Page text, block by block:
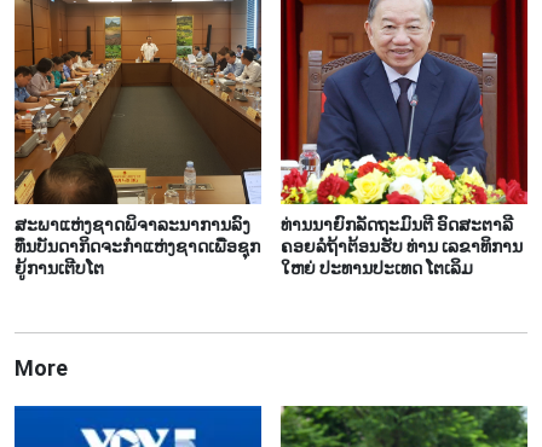
ສະ​ພາ​ແຫ່ງ​ຊາດ​ພິ​ຈາ​ລະ​ນາ​​ການລົງ​
ທຶນ​ບັນ​ດາ​ກິດ​ຈະ​ກຳ​ແຫ່ງ​ຊາດ​ເພື່ອ​ຊຸກ​
ຍູ້​ການ​ເຕີບ​ໂຕ
ທ່ານ​ນາ​ຍົກ​ລັດ​ຖະ​ມົນ​ຕີ ອົດ​ສະ​ຕາ​ລີ ​
ຄອຍລໍ​ຖ້າ​ຕ້ອນ​ຮັບ ທ່ານ ເລ​ຂາ​ທິ​ການ​
ໃຫຍ່ ປະ​ທານ​ປະ​ເທດ ໂຕ​ເລິມ
More